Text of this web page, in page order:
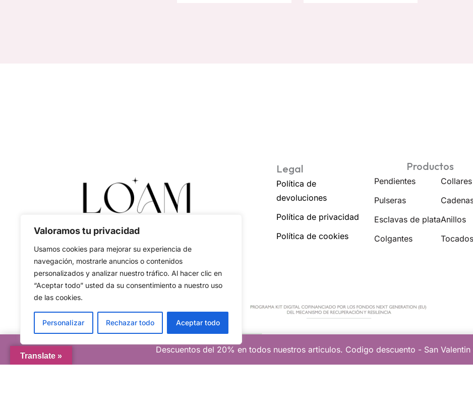
Valoramos tu privacidad
Usamos cookies para mejorar su experiencia de
navegación, mostrarle anuncios o contenidos
personalizados y analizar nuestro tráfico. Al hacer clic en
“Aceptar todo” usted da su consentimiento a nuestro uso
de las cookies.
Personalizar Rechazar todo Aceptar todo
Descuentos del 20% en todos nuestros articulos. Codigo descuento - San Valentin
Legal
Política de
devoluciones
Política de privacidad
Política de cookies
Productos
Pendientes
Pulseras
Esclavas de plata
Colgantes
Collares
Anillos
Tocados
Translate »